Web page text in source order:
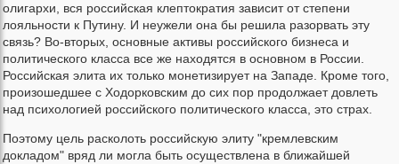
олигархи, вся российская клептократия зависит от степени
лояльности к Путину. И неужели она бы решила разорвать эту
связь? Во-вторых, основные активы российского бизнеса и
политического класса все же находятся в основном в России.
Российская элита их только монетизирует на Западе. Кроме того,
произошедшее с Ходорковским до сих пор продолжает довлеть
над психологией российского политического класса, это страх.
Поэтому цель расколоть российскую элиту "кремлевским
докладом" вряд ли могла быть осуществлена в ближайшей